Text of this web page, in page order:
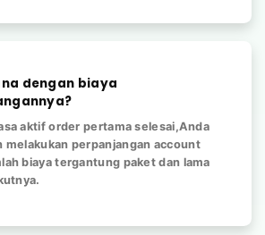
dengan biaya
aktif order pertama selesai,Anda
melakukan perpanjangan account
biaya tergantung paket dan lama